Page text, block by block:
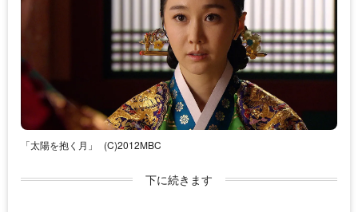
「太陽を抱く月」 (C)2012MBC
下に続きます